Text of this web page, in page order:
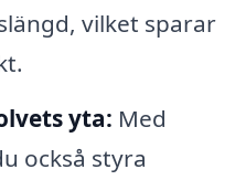
vilket sparar
yta: Med
också styra